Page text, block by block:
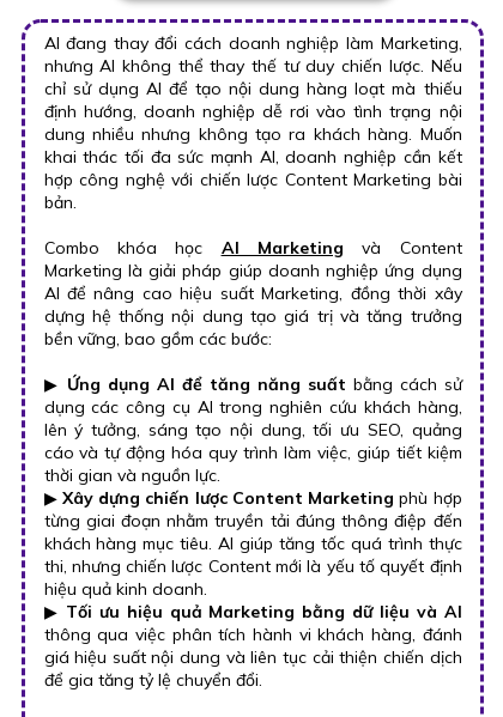
AI đang thay đổi cách doanh nghiệp làm Marketing,
nhưng AI không thể thay thế tư duy chiến lược. Nếu
chỉ sử dụng AI để tạo nội dung hàng loạt mà thiếu
định hướng, doanh nghiệp dễ rơi vào tình trạng nội
dung nhiều nhưng không tạo ra khách hàng. Muốn
khai thác tối đa sức mạnh AI, doanh nghiệp cần kết
hợp công nghệ với chiến lược Content Marketing bài
bản.
Combo khóa học AI Marketing và Content
Marketing là giải pháp giúp doanh nghiệp ứng dụng
AI để nâng cao hiệu suất Marketing, đồng thời xây
dựng hệ thống nội dung tạo giá trị và tăng trưởng
bền vững, bao gồm các bước:
▶ Ứng dụng AI để tăng năng suất bằng cách sử
dụng các công cụ AI trong nghiên cứu khách hàng,
lên ý tưởng, sáng tạo nội dung, tối ưu SEO, quảng
cáo và tự động hóa quy trình làm việc, giúp tiết kiệm
thời gian và nguồn lực.
▶Xây dựng chiến lược Content Marketing phù hợp
từng giai đoạn nhằm truyền tải đúng thông điệp đến
khách hàng mục tiêu. AI giúp tăng tốc quá trình thực
thi, nhưng chiến lược Content mới là yếu tố quyết định
hiệu quả kinh doanh.
▶ Tối ưu hiệu quả Marketing bằng dữ liệu và AI
thông qua việc phân tích hành vi khách hàng, đánh
giá hiệu suất nội dung và liên tục cải thiện chiến dịch
để gia tăng tỷ lệ chuyển đổi.